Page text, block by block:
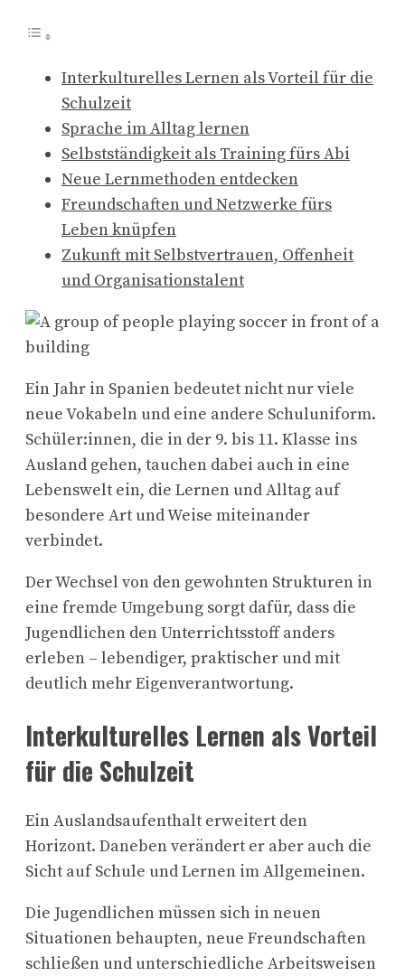
Interkulturelles Lernen als Vorteil für die
Schulzeit
Sprache im Alltag lernen
Selbstständigkeit als Training fürs Abi
Neue Lernmethoden entdecken
Freundschaften und Netzwerke fürs
Leben knüpfen
Zukunft mit Selbstvertrauen, Offenheit
und Organisationstalent
Ein Jahr in Spanien bedeutet nicht nur viele
neue Vokabeln und eine andere Schuluniform.
Schüler:innen, die in der 9. bis 11. Klasse ins
Ausland gehen, tauchen dabei auch in eine
Lebenswelt ein, die Lernen und Alltag auf
besondere Art und Weise miteinander
verbindet.
Der Wechsel von den gewohnten Strukturen in
eine fremde Umgebung sorgt dafür, dass die
Jugendlichen den Unterrichtsstoff anders
erleben – lebendiger, praktischer und mit
deutlich mehr Eigenverantwortung.
Interkulturelles Lernen als Vorteil
für die Schulzeit
Ein Auslandsaufenthalt erweitert den
Horizont. Daneben verändert er aber auch die
Sicht auf Schule und Lernen im Allgemeinen.
Die Jugendlichen müssen sich in neuen
Situationen behaupten, neue Freundschaften
schließen und unterschiedliche Arbeitsweisen